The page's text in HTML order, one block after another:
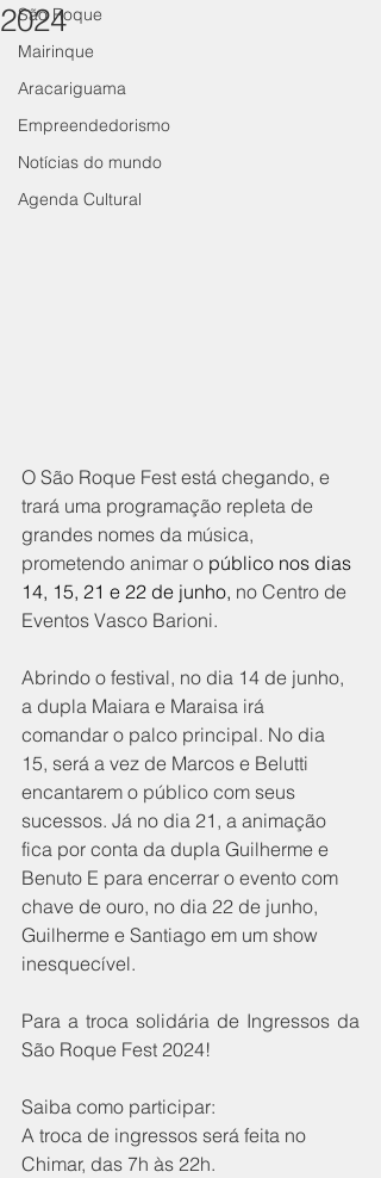
São Roque
Mairinque
Aracariguama
Empreendedorismo
Notícias do mundo
Agenda Cultural
2024
O São Roque Fest está chegando, e
trará uma programação repleta de
grandes nomes da música,
prometendo animar o público nos dias
14, 15, 21 e 22 de junho, no Centro de
Eventos Vasco Barioni.
Abrindo o festival, no dia 14 de junho,
a dupla Maiara e Maraisa irá
comandar o palco principal. No dia
15, será a vez de Marcos e Belutti
encantarem o público com seus
sucessos. Já no dia 21, a animação
fica por conta da dupla Guilherme e
Benuto E para encerrar o evento com
chave de ouro, no dia 22 de junho,
Guilherme e Santiago em um show
inesquecível.
Para a troca solidária de Ingressos da
São Roque Fest 2024!
Saiba como participar:
A troca de ingressos será feita no
Chimar, das 7h às 22h.